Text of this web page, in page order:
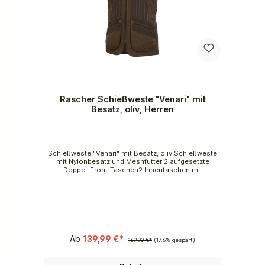
Rascher Schießweste "Venari" mit
Besatz, oliv, Herren
Schießweste "Venari" mit Besatz, oliv Schießweste
mit Nylonbesatz und Meshfutter 2 aufgesetzte
Doppel-Front-Taschen2 Innentaschen mit
Wattierunghervorragend gleitende Nylonbesätze im
SchulterbereichDie Venari Schießweste ist eine der
Ab 139,99 €* 169,90 €* (17.6% gespart)